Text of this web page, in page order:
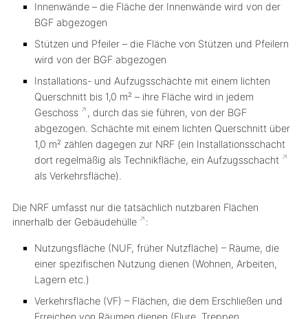
Innenwände – die Fläche der Innenwände wird von der
BGF abgezogen
Stützen und Pfeiler – die Fläche von Stützen und Pfeilern
wird von der BGF abgezogen
Installations- und Aufzugsschächte mit einem lichten
Querschnitt bis 1,0 m² – ihre Fläche wird in jedem
Geschoss
, durch das sie führen, von der BGF
abgezogen. Schächte mit einem lichten Querschnitt über
1,0 m² zählen dagegen zur NRF (ein Installationsschacht
dort regelmäßig als Technikfläche, ein Aufzugsschacht
als Verkehrsfläche).
Die NRF umfasst nur die tatsächlich nutzbaren Flächen
innerhalb der Gebäudehülle :
Nutzungsfläche (NUF, früher Nutzfläche) – Räume, die
einer spezifischen Nutzung dienen (Wohnen, Arbeiten,
Lagern etc.)
Verkehrsfläche (VF) – Flächen, die dem Erschließen und